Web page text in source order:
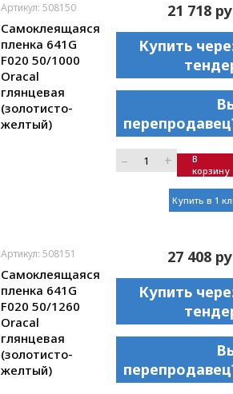
Артикул: 508150
Самоклеящаяся
пленка 641G
F020 50/1000
Oracal
глянцевая
(золотисто-
желтый)
21 718
Купить
– +
В
корзину
Купить в 1
Артикул: 508151
Самоклеящаяся
пленка 641G
F020 50/1260
Oracal
глянцевая
(золотисто-
желтый)
27 408
Купить